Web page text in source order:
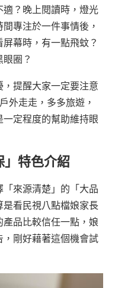
？晚上閱讀時，燈光
專注於一件事情後，
幕時，有一點飛蚊？
圈？
提醒大家一定要注意
外走走，多多旅遊，
定程度的幫助維持眼
」特色介紹
來源清楚」的「大品
看民視八點檔娘家長
品比較信任一點，娘
剛好藉著這個機會試